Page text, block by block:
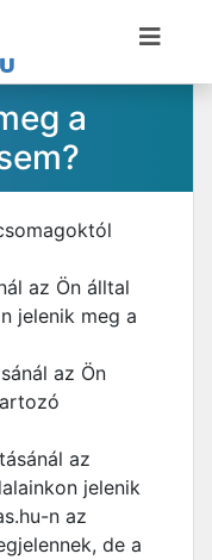
a
az Ön álltal
jelenik meg a
az Ön
az
jelenik
n az
de a